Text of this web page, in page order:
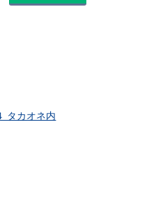
タカオネ内